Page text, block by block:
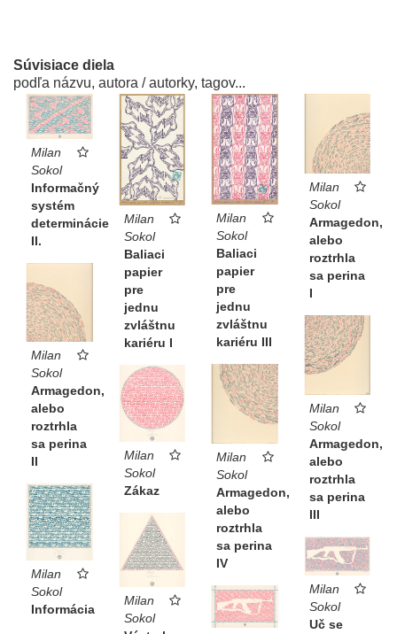
Súvisiace diela
podľa názvu, autora / autorky, tagov...
Milan
Sokol
Informačný
systém
determinácie
II.
Milan
Sokol
Baliaci
papier
pre
jednu
zvláštnu
kariéru I
Milan
Sokol
Baliaci
papier
pre
jednu
zvláštnu
kariéru III
Milan
Sokol
Armagedon,
alebo
roztrhla
sa perina
I
Milan
Sokol
Armagedon,
alebo
roztrhla
sa perina
II
Milan
Sokol
Armagedon,
alebo
roztrhla
sa perina
III
Milan
Sokol
Armagedon,
alebo
roztrhla
sa perina
IV
Milan
Sokol
Zákaz
Milan
Sokol
Informácia
Milan
Sokol
Milan
Sokol
Uč se